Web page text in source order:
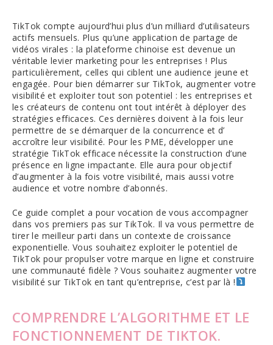
TikTok compte aujourd’hui plus d’un milliard d’utilisateurs
actifs mensuels. Plus qu’une application de partage de
vidéos virales : la plateforme chinoise est devenue un
véritable levier marketing pour les entreprises ! Plus
particulièrement, celles qui ciblent une audience jeune et
engagée. Pour bien démarrer sur TikTok, augmenter votre
visibilité et exploiter tout son potentiel : les entreprises et
les créateurs de contenu ont tout intérêt à déployer des
stratégies efficaces. Ces dernières doivent à la fois leur
permettre de se démarquer de la concurrence et d’
accroître leur visibilité. Pour les PME, développer une
stratégie TikTok efficace nécessite la construction d’une
présence en ligne impactante. Elle aura pour objectif
d’augmenter à la fois votre visibilité, mais aussi votre
audience et votre nombre d’abonnés.
Ce guide complet a pour vocation de vous accompagner
dans vos premiers pas sur TikTok. Il va vous permettre de
tirer le meilleur parti dans un contexte de croissance
exponentielle. Vous souhaitez exploiter le potentiel de
TikTok pour propulser votre marque en ligne et construire
une communauté fidèle ? Vous souhaitez augmenter votre
visibilité sur TikTok en tant qu’entreprise, c’est par là !
COMPRENDRE L’ALGORITHME ET LE
FONCTIONNEMENT DE TIKTOK.